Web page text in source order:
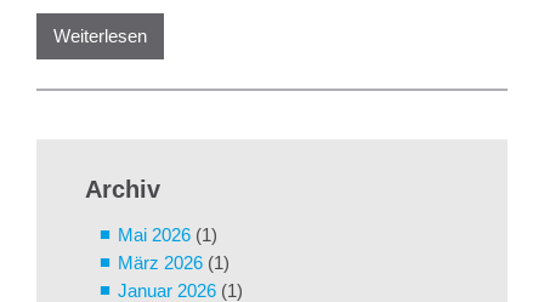
Weiterlesen
Archiv
Mai 2026 (1)
März 2026 (1)
Januar 2026 (1)